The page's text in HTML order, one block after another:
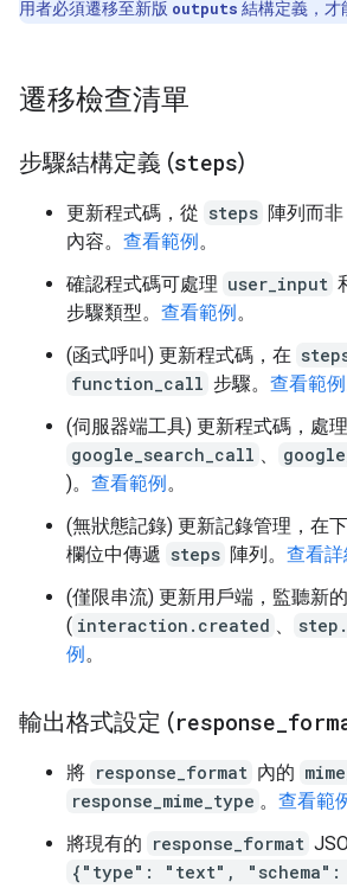
用者必須遷移至新版 outputs 結構定義，才
遷移檢查清單
步驟結構定義 (steps)
更新程式碼，從 steps 陣列而非
內容。 查看範例。
確認程式碼可處理 user_input
步驟類型。 查看範例。
(函式呼叫) 更新程式碼，在
function_call 步驟。 查看範例
(伺服器端工具) 更新程式碼，處
google_search_call 、
)。 查看範例。
(無狀態記錄) 更新記錄管理，在
欄位中傳遞 steps 陣列。 查看
(僅限串流) 更新用戶端，監聽新
( interaction.created 、
例。
輸出格式設定 (response
將 response_format 內的
response_mime_type 。 查看範
將現有的 response_format
{"type": "text",